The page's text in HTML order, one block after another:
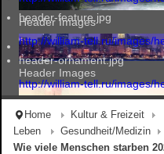
Header Images
Header Images
header-feature.jpg
http://william-tell.ru/images/
header-ornament.jpg
http://william-tell.ru/images/
Home Kultur & Freizeit
Leben
Gesundheit/Medizin
Wie viele Menschen starben